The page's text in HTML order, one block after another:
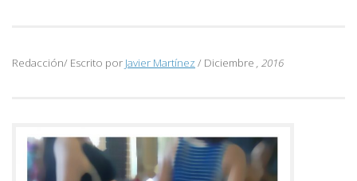
Redacción/ Escrito por Javier Martínez / Diciembre , 2016